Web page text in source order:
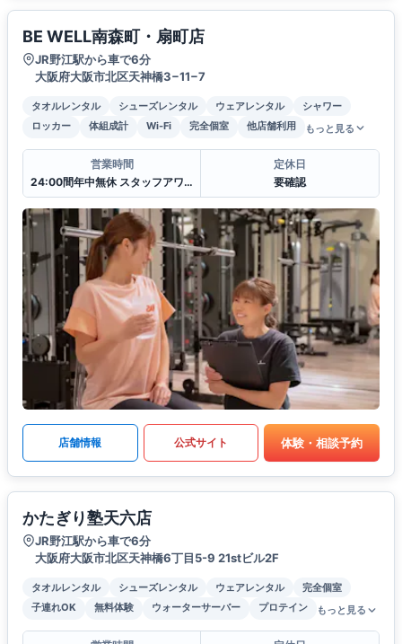
BE WELL南森町・扇町店
JR野江駅から車で6分
大阪府大阪市北区天神橋3−11−7
タオルレンタル シューズレンタル ウェアレンタル
シャワー
ロッカー
体組成計 Wi-Fi 完全個室 他店舗利用 もっと見る
営業時間
24:00間年中無休 スタッフアワー(11:00〜22:00)
定休日
要確認
店舗情報 公式サイト 体験・相談予約
かたぎり塾天六店
JR野江駅から車で6分
大阪府大阪市北区天神橋6丁目5-9 21stビル2F
タオルレンタル シューズレンタル ウェアレンタル
完全個室
子連れOK
無料体験 ウォーターサーバー プロテイン もっと見る